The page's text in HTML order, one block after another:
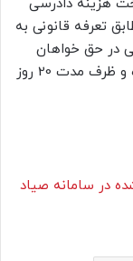
هزینه دادرسی
مطابق تعرفه قانونی به
در حق خواهان
صادر و اعلام می گردد. رای صادره حضوری بوده و ظرف مدت 20 روز
در سامانه صیاد